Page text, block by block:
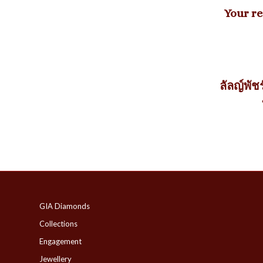
Your
ลัลญ์พัช
GIA Diamonds
Collections
Engagement
Jewellery